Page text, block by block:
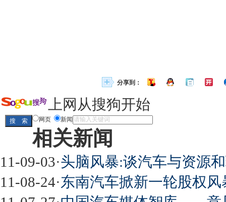
分享到：
上网从搜狗开始
网页 新闻
相关新闻
11-09-03·头脑风暴:谈汽车与资源
11-08-24·东南汽车掀新一轮股权